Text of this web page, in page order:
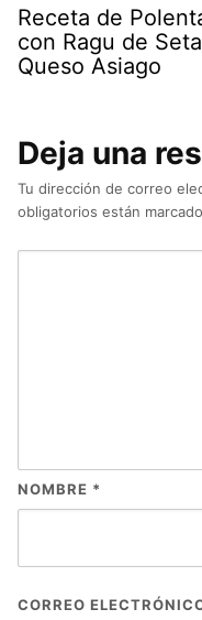
Receta de
con Ragu de
Queso Asiago
Deja una
Tu dirección de correo
obligatorios están
NOMBRE *
CORREO